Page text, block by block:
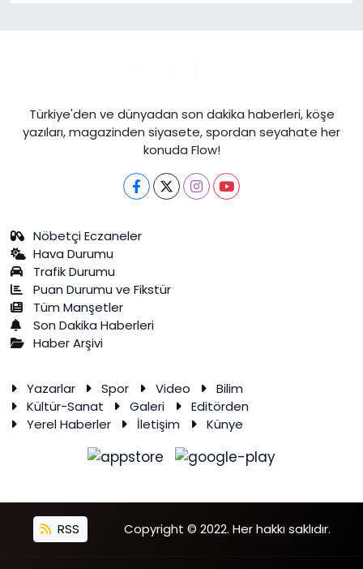
Türkiye'den ve dünyadan son dakika haberleri, köşe
yazıları, magazinden siyasete, spordan seyahate her
konuda Flow!
Nöbetçi Eczaneler
Hava Durumu
Trafik Durumu
Puan Durumu ve Fikstür
Tüm Manşetler
Son Dakika Haberleri
Haber Arşivi
Yazarlar Spor Video
Bilim
Kültür-Sanat
Galeri
Editörden
Yerel Haberler
İletişim Künye
RSS Copyright © 2022. Her hakkı saklıdır.